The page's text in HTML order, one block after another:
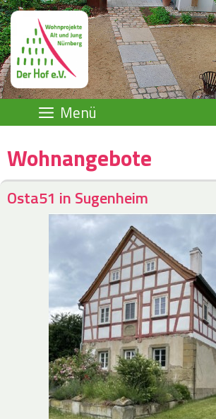
Zum
Inhalt
springen
Menü
Wohnangebote
Osta51 in Sugenheim